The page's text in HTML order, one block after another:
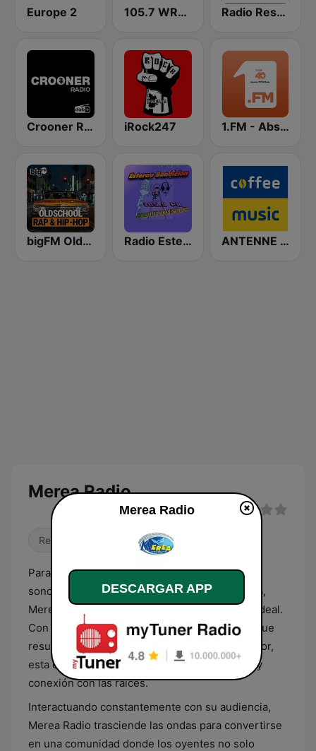
Europe 2 105.7 WROR (US Only) Radio Restauracion
Crooner Radio iRock247 1.FM - Absolute Top 40
bigFM Oldschool Rap & Hip-Hop Radio Estereo Bendicion HN ANTENNE BAYERN Coffee Music
Merea Radio
Religioso & Espiritualidad
Para los salvadoreños que buscan una banda
sonora que acompañe cada momento de su día,
Merea Radio se presenta como la compañera ideal.
Con una mezcla de éxitos actuales y clásicos que
resuenan con la identidad cultural de El Salvador,
esta emisora es sinónimo de orgullo nacional y
conexión con las raíces.
Interactuando constantemente con su audiencia,
Merea Radio trasciende las ondas para convertirse
en una comunidad donde los oyentes no solo
Merea Radio
DESCARGAR APP